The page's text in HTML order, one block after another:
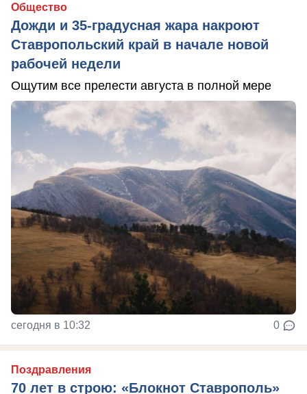
Общество
Дожди и 35-градусная жара накроют
Ставропольский край в начале новой
рабочей недели
Ощутим все прелести августа в полной мере
сегодня в 10:32 0
Поздравления
70 лет в строю: «Блокнот Ставрополь»